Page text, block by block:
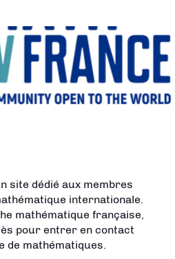
site dédié aux membres
internationale.
mathématique française,
pour entrer en contact
de mathématiques.
cette carte met en
la recherche en
que les
à des questions
courante.